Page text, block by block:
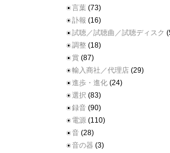
言葉 (73)
訃報 (16)
試聴／試聴曲／試聴ディスク
調整 (18)
賞 (87)
輸入商社／代理店 (29)
進歩・進化 (24)
選択 (83)
録音 (90)
電源 (110)
音 (28)
音の器 (3)